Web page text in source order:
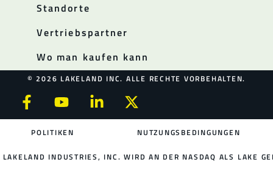
Standorte
Vertriebspartner
Wo man kaufen kann
© 2026 LAKELAND INC. ALLE RECHTE VORBEHALTEN.
POLITIKEN NUTZUNGSBEDINGUNGEN
LAKELAND INDUSTRIES, INC. WIRD AN DER NASDAQ ALS LAKE